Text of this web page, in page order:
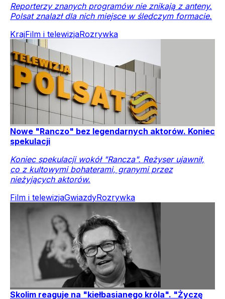
Reporterzy znanych programów nie znikają z anteny.
Polsat znalazł dla nich miejsce w śledczym formacie.
KrajFilm i telewizjaRozrywka
Nowe "Ranczo" bez legendarnych aktorów. Koniec
spekulacji
Koniec spekulacji wokół "Rancza". Reżyser ujawnił,
co z kultowymi bohaterami, granymi przez
nieżyjących aktorów.
Film i telewizjaGwiazdyRozrywka
Skolim reaguje na "kiełbasianego króla". "Życzę